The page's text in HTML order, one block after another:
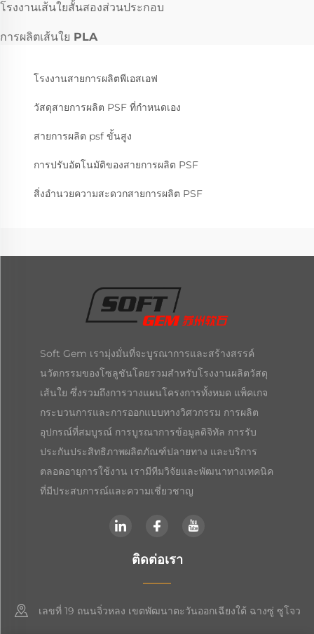
โรงงานเส้นใยสั้นสองส่วนประกอบ
การผลิตเส้นใย PLA
โรงงานสายการผลิตพีเอสเอฟ
วัสดุสายการผลิต PSF ที่กำหนดเอง
สายการผลิต psf ขั้นสูง
การปรับอัตโนมัติของสายการผลิต PSF
สิ่งอำนวยความสะดวกสายการผลิต PSF
Soft Gem เรามุ่งมั่นที่จะบูรณาการและสร้างสรรค์
นวัตกรรมของโซลูชันโดยรวมสำหรับโรงงานผลิตวัสดุ
เส้นใย ซึ่งรวมถึงการวางแผนโครงการทั้งหมด แพ็คเกจ
กระบวนการและการออกแบบทางวิศวกรรม การผลิต
อุปกรณ์ที่สมบูรณ์ การบูรณาการข้อมูลดิจิทัล การรับ
ประกันประสิทธิภาพผลิตภัณฑ์ปลายทาง และบริการ
ตลอดอายุการใช้งาน เรามีทีมวิจัยและพัฒนาทางเทคนิค
ที่มีประสบการณ์และความเชี่ยวชาญ
ติดต่อเรา
เลขที่ 19 ถนนจิ่วหลง เขตพัฒนาตะวันออกเฉียงใต้ ฉางซู่ ซูโจว